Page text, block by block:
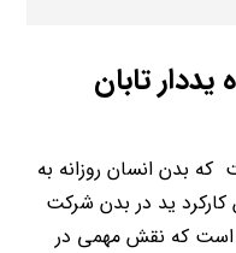
تابان
بدن انسان روزانه به
کارکرد ید در بدن شرکت
است که نقش مهمی در